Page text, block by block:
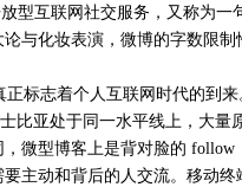
型互联网社交服务，又称为一
与化妆表演，微博的字数限
标志着个人互联网时代的到
比亚处于同一水平线上，大量
微型博客上是背对脸的
主动和背后的人交流。移动